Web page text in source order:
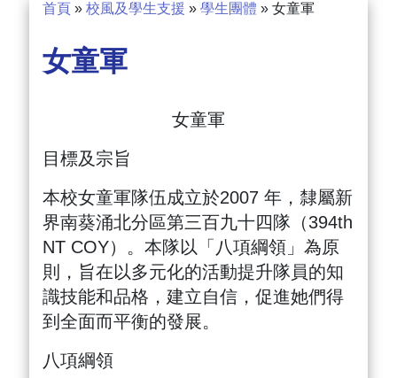
首頁 » 校風及學生支援 » 學生團體 » 女童軍
女童軍
女童軍
目標及宗旨
本校女童軍隊伍成立於2007 年，隸屬新
界南葵涌北分區第三百九十四隊（394th
NT COY）。本隊以「八項綱領」為原
則，旨在以多元化的活動提升隊員的知
識技能和品格，建立自信，促進她們得
到全面而平衡的發展。
八項綱領